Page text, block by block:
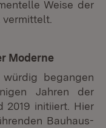
Weise der
Moderne
begangen
Jahren der
2019 initiiert. Hier
Bauhaus-